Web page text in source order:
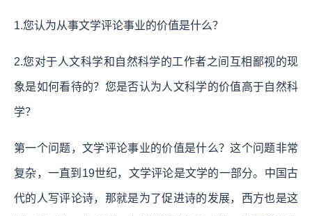
1.您认为从事文学评论事业的价值是什么？
2.您对于人文科学和自然科学的工作者之间互相鄙视的现
象是如何看待的？您是否认为人文科学的价值高于自然科
学？
第一个问题，文学评论事业的价值是什么？这个问题非常
复杂，一直到19世纪，文学评论是文学的一部分。中国古
代的人写评论诗，那就是为了促进诗的发展，西方也是这